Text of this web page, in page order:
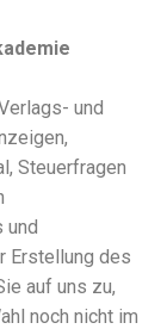
und
Steuerfragen
und
Erstellung des
auf uns zu,
noch nicht im